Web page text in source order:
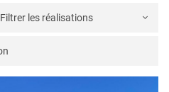
Filtrer les réalisations